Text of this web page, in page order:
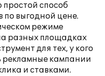
простой способ
по выгодной цене.
режиме
разных площадках
для тех, у кого
рекламные кампании
и ставками.